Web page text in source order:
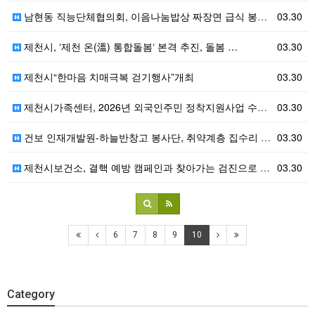
03.30
남현동 직능단체협의회, 이음나눔밥상 짜장면 급식 봉사 …
03.30
제천시, ‘제천 온(溫) 통합돌봄‘ 본격 추진, 돌봄 …
03.30
제천시“한마음 치매극복 걷기행사”개최
03.30
제천시가족센터, 2026년 외국인주민 정착지원사업 수행…
03.30
건보 인재개발원-하늘반창고 봉사단, 취약계층 집수리 봉…
03.30
제천시보건소, 결핵 예방 캠페인과 찾아가는 검진으로 결…
6 7 8 9 10
Category